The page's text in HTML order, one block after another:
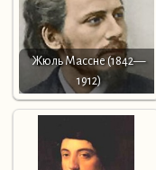
Жюль Массне (1842—
1912)